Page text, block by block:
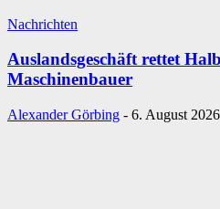
Nachrichten
Auslandsgeschäft rettet
Maschinenbauer
Alexander Görbing - 6. August 2026